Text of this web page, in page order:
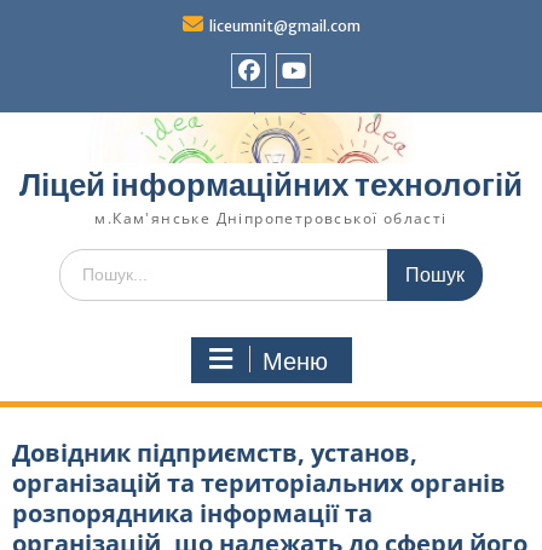
liceumnit@gmail.com
Ліцей інформаційних технологій
м.Кам'янське Дніпропетровської області
Меню
Довідник підприємств, установ,
організацій та територіальних органів
розпорядника інформації та
організацій, що належать до сфери його